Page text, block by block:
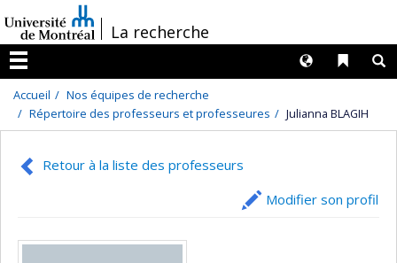
au
contenu
/La recherche
Menu
Liens
Langues
Accueil
Nos équipes de recherche
Répertoire des professeurs et professeures
Julianna BLAGIH
Retour à la liste des professeurs
Modifier son profil